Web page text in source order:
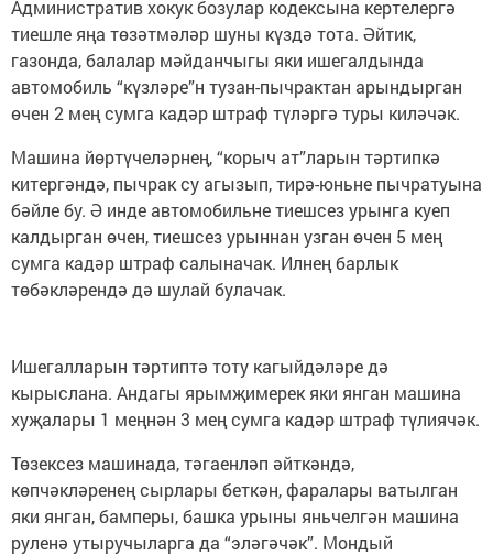
Административ хокук бозулар кодексына кертелергә
тиешле яңа төзәтмәләр шуны күздә тота. Әйтик,
газонда, балалар мәйданчыгы яки ишегалдында
автомобиль “күзләре”н тузан-пычрактан арындырган
өчен 2 мең сумга кадәр штраф түләргә туры киләчәк.
Машина йөртүчеләрнең, “корыч ат”ларын тәртипкә
китергәндә, пычрак су агызып, тирә-юньне пычратуына
бәйле бу. Ә инде автомобильне тиешсез урынга куеп
калдырган өчен, тиешсез урыннан узган өчен 5 мең
сумга кадәр штраф салыначак. Илнең барлык
төбәкләрендә дә шулай булачак.
Ишегалларын тәртиптә тоту кагыйдәләре дә
кырыслана. Андагы ярымҗимерек яки янган машина
хуҗалары 1 меңнән 3 мең сумга кадәр штраф түлиячәк.
Төзексез машинада, тәгаенләп әйткәндә,
көпчәкләренең сырлары беткән, фаралары ватылган
яки янган, бамперы, башка урыны яньчелгән машина
руленә утыручыларга да “эләгәчәк”. Мондый